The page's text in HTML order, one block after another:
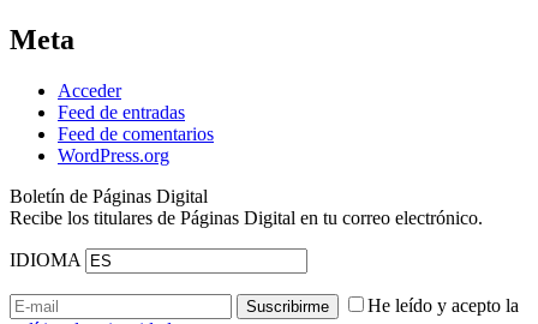
Meta
Acceder
Feed de entradas
Feed de comentarios
WordPress.org
Boletín de Páginas Digital
Recibe los titulares de Páginas Digital en tu correo electrónico.
IDIOMA
He leído y acepto la